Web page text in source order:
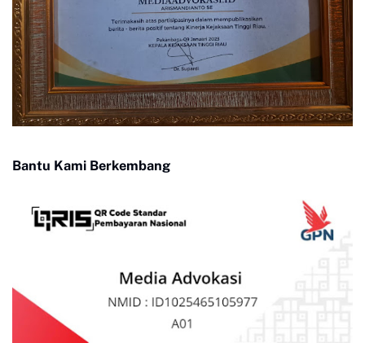
Bantu Kami Berkembang